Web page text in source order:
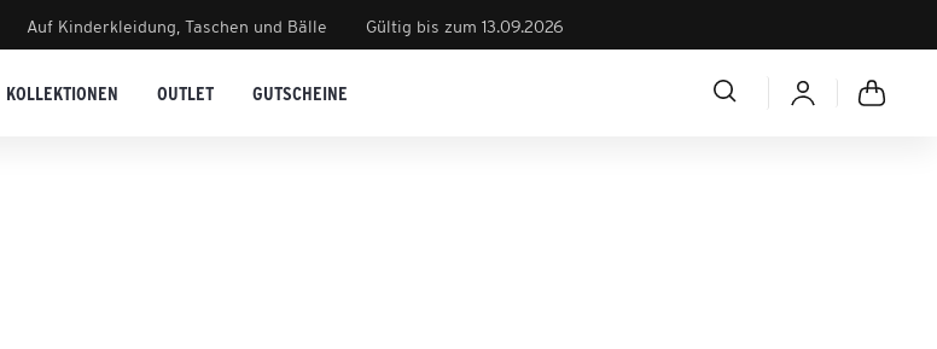
Auf Kinderkleidung, Taschen und Bälle Gültig bis zum 13.09.2026
KOLLEKTIONEN OUTLET GUTSCHEINE